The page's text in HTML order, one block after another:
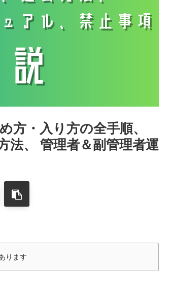
方・入り方の全手順、
法、 管理者＆副管理者運
ります